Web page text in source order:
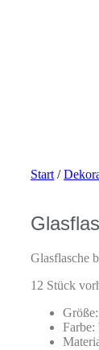
Start /
Glasflasche
12 Stück
Farbe: